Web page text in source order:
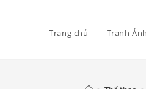
Trang chủ Tranh Ảnh